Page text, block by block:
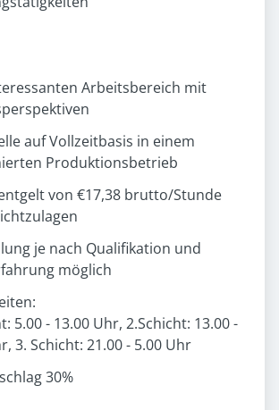
Arbeitsbereich mit
auf Vollzeitbasis in einem
Produktionsbetrieb
von €17,38 brutto/Stunde
je nach Qualifikation und
möglich
5.00 - 13.00 Uhr, 2.Schicht: 13.00 -
3. Schicht: 21.00 - 5.00 Uhr
30%